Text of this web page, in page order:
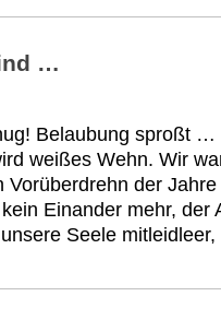
…
Belaubung sproßt …
weißes Wehn. Wir
der
Einander mehr, der
Seele mitleidleer,